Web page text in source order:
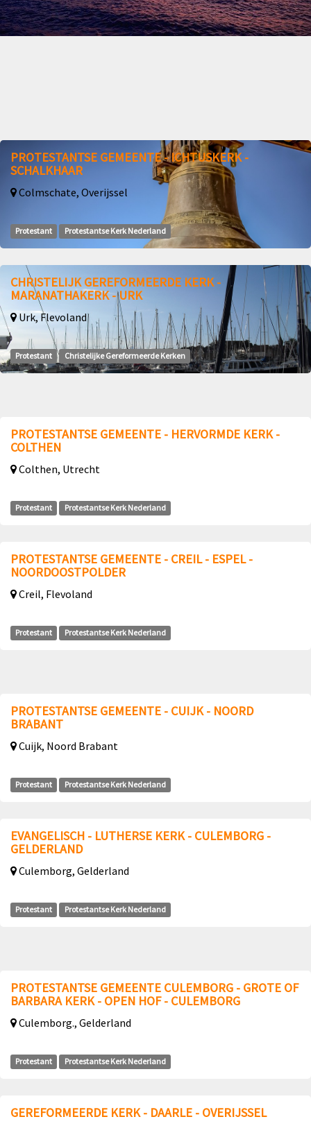
PROTESTANTSE GEMEENTE - ICHTUSKERK -
SCHALKHAAR
Colmschate, Overijssel
Protestant Protestantse Kerk Nederland
CHRISTELIJK GEREFORMEERDE KERK -
MARANATHAKERK - URK
Urk, Flevoland
Protestant Christelijke Gereformeerde Kerken
PROTESTANTSE GEMEENTE - HERVORMDE KERK -
COLTHEN
Colthen, Utrecht
Protestant Protestantse Kerk Nederland
PROTESTANTSE GEMEENTE - CREIL - ESPEL -
NOORDOOSTPOLDER
Creil, Flevoland
Protestant Protestantse Kerk Nederland
PROTESTANTSE GEMEENTE - CUIJK - NOORD
BRABANT
Cuijk, Noord Brabant
Protestant Protestantse Kerk Nederland
EVANGELISCH - LUTHERSE KERK - CULEMBORG -
GELDERLAND
Culemborg, Gelderland
Protestant Protestantse Kerk Nederland
PROTESTANTSE GEMEENTE CULEMBORG - GROTE OF
BARBARA KERK - OPEN HOF - CULEMBORG
Culemborg., Gelderland
Protestant Protestantse Kerk Nederland
GEREFORMEERDE KERK - DAARLE - OVERIJSSEL